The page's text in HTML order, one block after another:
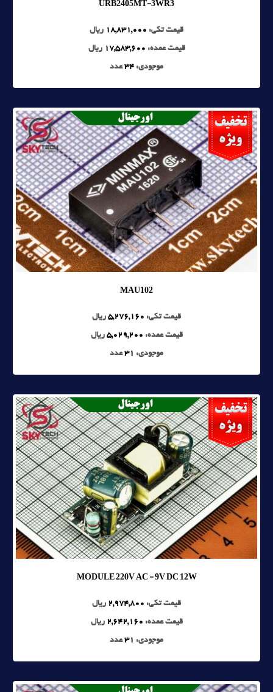
قیمت تکی: 18,831,000 ریال
قیمت عمده: 17,583,600 ریال
موجودی: 34عدد
MAU102
قیمت تکی: 5,276,160 ریال
قیمت عمده: 5,029,200 ریال
موجودی: 31عدد
MODULE 220V AC - 9V DC 12W
قیمت تکی: 2,974,800 ریال
قیمت عمده: 2,642,160 ریال
موجودی: 31عدد